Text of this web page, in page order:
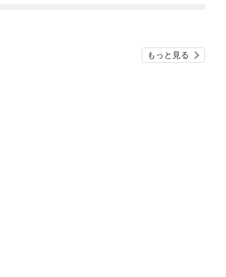
もっと見る